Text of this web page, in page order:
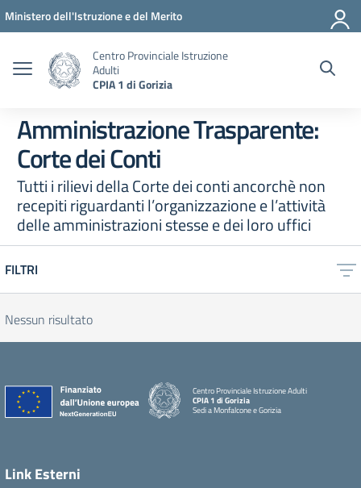
Vai ai contenuti
Vai al menu di navigazione
Vai al footer
Ministero dell'Istruzione e del Merito
Centro Provinciale Istruzione
Adulti
CPIA 1 di Gorizia
Amministrazione Trasparente:
Corte dei Conti
Tutti i rilievi della Corte dei conti ancorchè non
recepiti riguardanti l’organizzazione e l’attività
delle amministrazioni stesse e dei loro uffici
FILTRI
Nessun risultato
Centro Provinciale Istruzione Adulti
CPIA 1 di Gorizia
Sedi a Monfalcone e Gorizia
Link Esterni